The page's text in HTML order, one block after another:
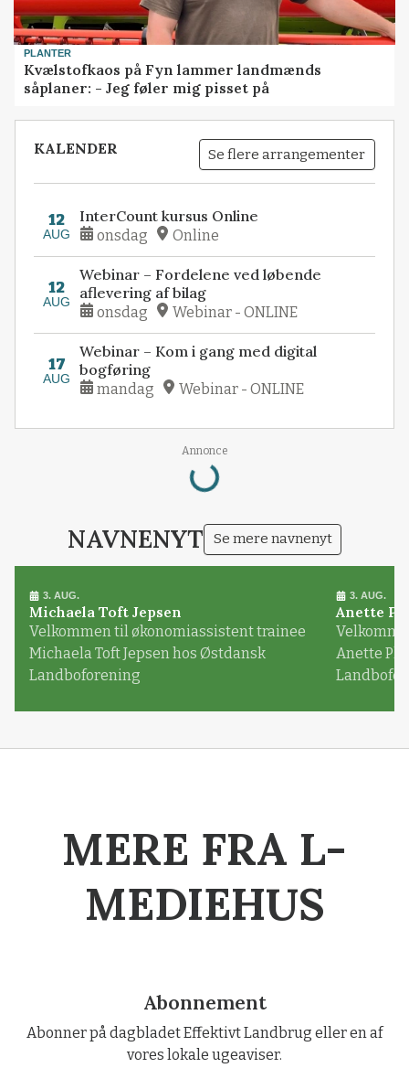
PLANTER
Kvælstofkaos på Fyn lammer landmænds
såplaner: - Jeg føler mig pisset på
KALENDER Se flere arrangementer
12
AUG
InterCount kursus Online
onsdag Online
12
AUG
Webinar – Fordelene ved løbende
aflevering af bilag
onsdag Webinar - ONLINE
17
AUG
Webinar – Kom i gang med digital
bogføring
mandag Webinar - ONLINE
Annonce
Loading...
NAVNENYT Se mere navnenyt
3. AUG.
Michaela Toft Jepsen
Velkommen til økonomiassistent trainee
Michaela Toft Jepsen hos Østdansk
Landboforening
3. AUG.
Anette
Anette
MERE FRA L-
MEDIEHUS
Abonnement
Abonner på dagbladet Effektivt Landbrug eller en af
vores lokale ugeaviser.